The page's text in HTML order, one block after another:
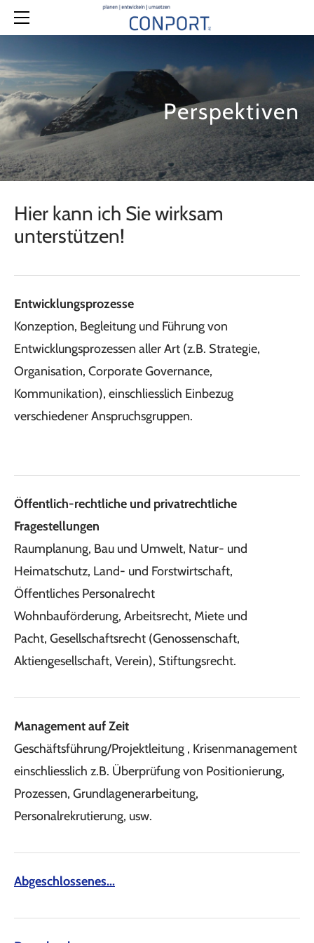
Perspektiven
​Hier kann ich Sie wirksam
unterstützen!
Entwicklungsprozesse
Konzeption, Begleitung und Führung von
Entwicklungsprozessen aller Art (z.B. Strategie,
Organisation, Corporate Governance,
Kommunikation), einschliesslich Einbezug
verschiedener Anspruchsgruppen.
Öffentlich-rechtliche und privatrechtliche
Fragestellungen
Raumplanung, Bau und Umwelt, Natur- und
Heimatschutz, Land- und Forstwirtschaft,
Öffentliches Personalrecht
Wohnbauförderung, Arbeitsrecht, Miete und
Pacht, Gesellschaftsrecht (Genossenschaft,
Aktiengesellschaft, Verein), Stiftungsrecht.
Management auf Zeit
Geschäftsführung/Projektleitung , Krisenmanagement
einschliesslich z.B. Überprüfung von Positionierung,
Prozessen, Grundlagenerarbeitung,
Personalrekrutierung, usw.
Abgeschlossenes...
PROFIL
ÜBER MICH
ENGAGEMENT
ANGEBOT
DOWNLOAD
ABGESCHLOSSEN
KONTAKT
NUTZUNGSREGELN | DATENSCHUTZ